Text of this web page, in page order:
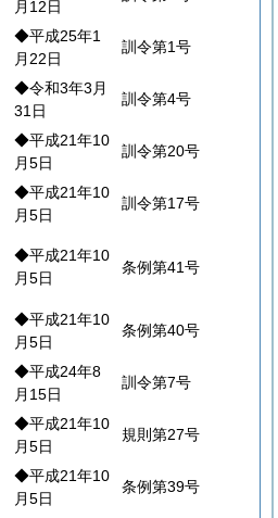
月12日
◆平成25年1
月22日
訓令第1号
◆令和3年3月
31日
訓令第4号
◆平成21年10
月5日
訓令第20号
◆平成21年10
月5日
訓令第17号
◆平成21年10
月5日
条例第41号
◆平成21年10
月5日
条例第40号
◆平成24年8
月15日
訓令第7号
◆平成21年10
月5日
規則第27号
◆平成21年10
月5日
条例第39号